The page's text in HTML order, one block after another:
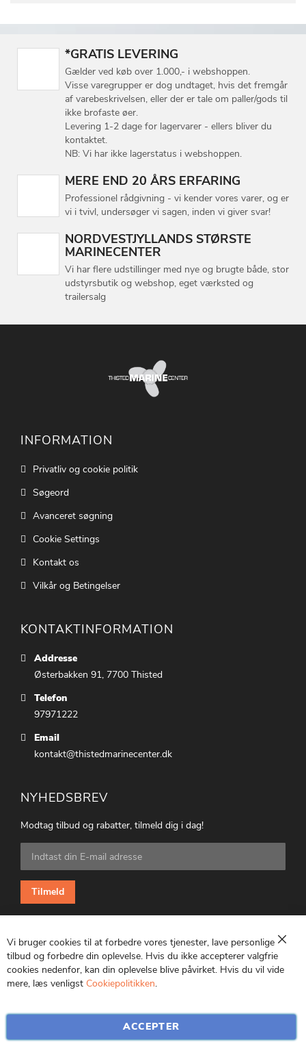
*GRATIS LEVERING
Gælder ved køb over 1.000,- i webshoppen.
Visse varegrupper er dog undtaget, hvis det fremgår
af varebeskrivelsen, eller der er tale om paller/gods til
ikke brofaste øer.
Levering 1-2 dage for lagervarer - ellers bliver du
kontaktet.
NB: Vi har ikke lagerstatus i webshoppen.
MERE END 20 ÅRS ERFARING
Professionel rådgivning - vi kender vores varer, og er
vi i tvivl, undersøger vi sagen, inden vi giver svar!
NORDVESTJYLLANDS STØRSTE
MARINECENTER
Vi har flere udstillinger med nye og brugte både, stor
udstyrsbutik og webshop, eget værksted og
trailersalg
INFORMATION
Privatliv og cookie politik
Søgeord
Avanceret søgning
Cookie Settings
Kontakt os
Vilkår og Betingelser
KONTAKTINFORMATION
Addresse
Østerbakken 91, 7700 Thisted
Telefon
97971222
Email
kontakt@thistedmarinecenter.dk
NYHEDSBREV
Modtag tilbud og rabatter, tilmeld dig i dag!
Tilmeld
dig
vores
nyhedsbrev:
Tilmeld
CVR: 25847369
Luk
Vi bruger cookies til at forbedre vores tjenester, lave personlige
tilbud og forbedre din oplevelse. Hvis du ikke accepterer valgfrie
cookies nedenfor, kan din oplevelse blive påvirket. Hvis du vil vide
mere, læs venligst Cookiepolitikken.
ACCEPTER